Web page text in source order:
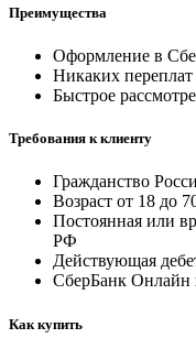
Преимущества
Оформление в
Никаких переплат
Быстрое
Требования к клиенту
Гражданство
Возраст от 18 до
Постоянная или
РФ
Действующая
СберБанк
Как купить